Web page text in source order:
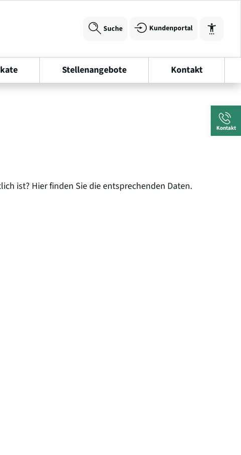
Suche Kundenportal
Kontakt
Stellenangebote Kontakt
ist? Hier finden Sie die entsprechenden Daten.